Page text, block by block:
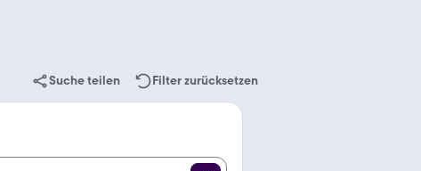
Suche teilen Filter zurücksetzen